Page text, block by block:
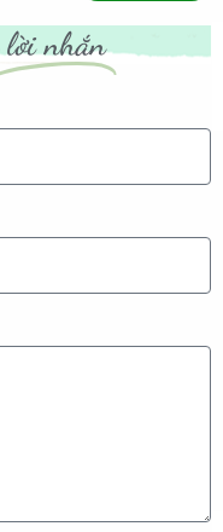
lời nhắn